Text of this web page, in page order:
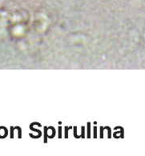
Spirulina